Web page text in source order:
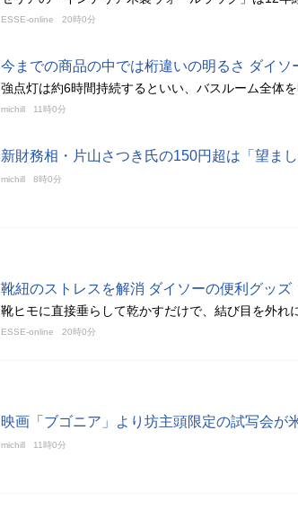
ESSE-online 20時0分
今までの商品の中では桁違いの明るさ ダイソ
強点灯は約6時間持続するといい、バスルーム全体
michill 11時0分
新財務相・片山さつき氏の150円超は「望ま
michill 8時0分
靴紐のストレスを解消 ダイソーの便利グッズ
靴ヒモに直接垂らして乾かすだけで、結び目を外れ
ESSE-online 20時0分
映画「ブゴニア」より坊主頭限定の試写会が
michill 11時0分